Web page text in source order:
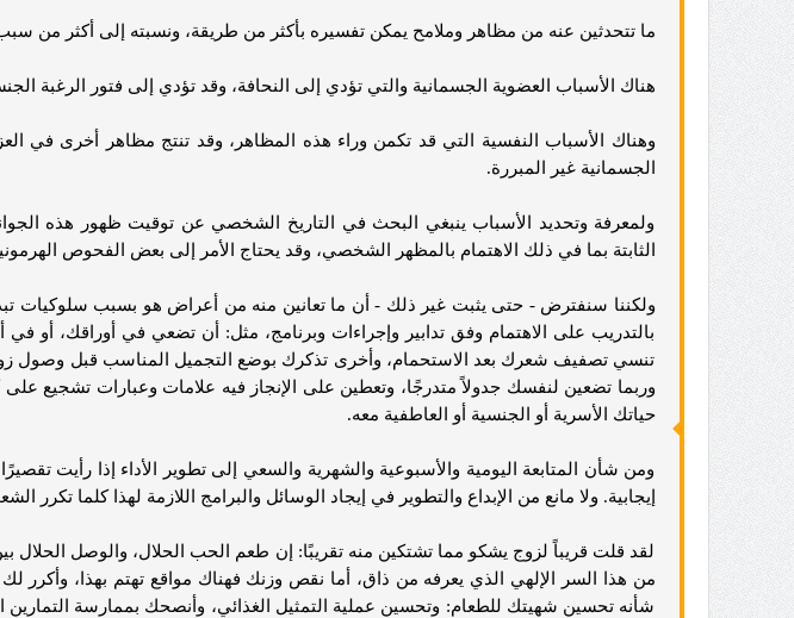
ما تتحدثين عنه من مظاهر وملامح يمكن تفسيره بأكثر من طريقة، ونسبته إلى أكثر من
هناك الأسباب العضوية الجسمانية والتي تؤدي إلى النحافة، وقد تؤدي إلى فتور الرغبة
وهناك الأسباب النفسية التي قد تكمن وراء هذه المظاهر، وقد تنتج مظاهر أخرى في
الجسمانية غير المبررة.
ولمعرفة وتحديد الأسباب ينبغي البحث في التاريخ الشخصي عن توقيت ظهور هذه
الثابتة بما في ذلك الاهتمام بالمظهر الشخصي، وقد يحتاج الأمر إلى بعض الفحوص
ولكننا سنفترض - حتى يثبت غير ذلك - أن ما تعانين منه من أعراض هو بسبب سلوكيات تبدو
بالتدريب على الاهتمام وفق تدابير وإجراءات وبرنامج، مثل: أن تضعي في أوراقك، أو
تنسي تصفيف شعرك بعد الاستحمام، وأخرى تذكرك بوضع التجميل المناسب قبل وصول
وربما تضعين لنفسك جدولاً متدرجًا، وتعطين على الإنجاز فيه علامات وعبارات تشجيع
حياتك الأسرية أو الجنسية أو العاطفية معه.
ومن شأن المتابعة اليومية والأسبوعية والشهرية والسعي إلى تطوير الأداء إذا رأيت
إيجابية. ولا مانع من الإبداع والتطوير في إيجاد الوسائل والبرامج اللازمة لهذا كلما تكرر
لقد قلت قريباً لزوج يشكو مما تشتكين منه تقريبًا: إن طعم الحب الحلال، والوصل
من هذا السر الإلهي الذي يعرفه من ذاق، أما نقص وزنك فهناك مواقع تهتم بهذا، وأكرر
شأنه تحسين شهيتك للطعام: وتحسين عملية التمثيل الغذائي، وأنصحك بممارسة